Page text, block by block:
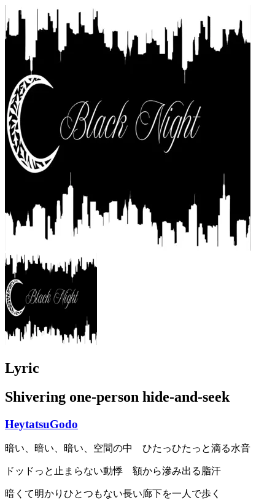
Lyric
Shivering one-person hide-and-seek
HeytatsuGodo
暗い、暗い、暗い、空間の中 ひたっひたっと滴る水音
ドッドっと止まらない動悸 額から滲み出る脂汗
暗くて明かりひとつもない長い廊下を一人で歩く